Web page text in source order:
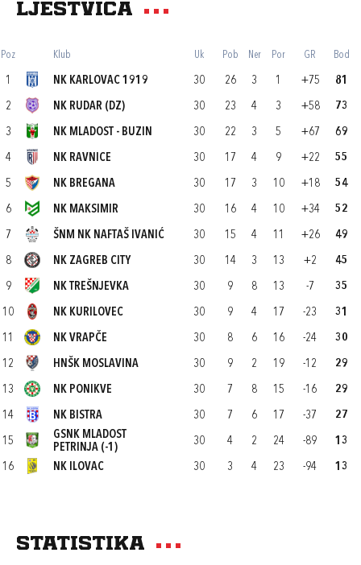
Ljestvica
Poz Klub Uk Pob Ner Por GR Bod
1 NK KARLOVAC 1919 30 26 3 1 +75 81
2 NK RUDAR (DZ) 30 23 4 3 +58 73
3 NK MLADOST - BUZIN 30 22 3 5 +67 69
4 NK RAVNICE 30 17 4 9 +22 55
5 NK BREGANA 30 17 3 10 +18 54
6 NK MAKSIMIR 30 16 4 10 +34 52
7 ŠNM NK NAFTAŠ IVANIĆ 30 15 4 11 +26 49
8 NK ZAGREB CITY 30 14 3 13 +2 45
9 NK TREŠNJEVKA 30 9 8 13 -7 35
10 NK KURILOVEC 30 9 4 17 -23 31
11 NK VRAPČE 30 8 6 16 -24 30
12 HNŠK MOSLAVINA 30 9 2 19 -12 29
13 NK PONIKVE 30 7 8 15 -16 29
14 NK BISTRA 30 7 6 17 -37 27
15
GSNK MLADOST
PETRINJA (-1)
30 4 2 24 -89 13
16 NK ILOVAC 30 3 4 23 -94 13
Statistika